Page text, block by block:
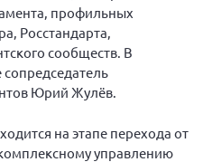
профильных
Росстандарта,
сообществ. В
Юрий Жулёв.
на этапе перехода от
управлению